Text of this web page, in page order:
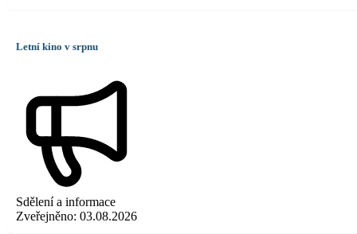
Letní kino v srpnu
Sdělení a informace
Zveřejněno: 03.08.2026